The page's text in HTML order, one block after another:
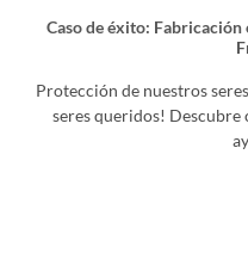
Caso de éxito: Fabricación
Protección de nuestros
seres queridos!